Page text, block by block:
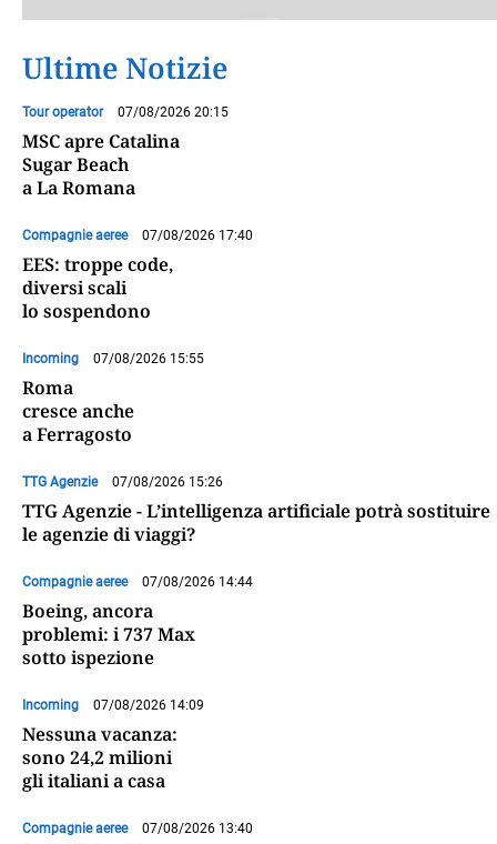
Ultime Notizie
Tour operator 07/08/2026 20:15
MSC apre Catalina
Sugar Beach
a La Romana
Compagnie aeree 07/08/2026 17:40
EES: troppe code,
diversi scali
lo sospendono
Incoming 07/08/2026 15:55
Roma
cresce anche
a Ferragosto
TTG Agenzie 07/08/2026 15:26
TTG Agenzie - L’intelligenza artificiale potrà sostituire
le agenzie di viaggi?
Compagnie aeree 07/08/2026 14:44
Boeing, ancora
problemi: i 737 Max
sotto ispezione
Incoming 07/08/2026 14:09
Nessuna vacanza:
sono 24,2 milioni
gli italiani a casa
Compagnie aeree 07/08/2026 13:40